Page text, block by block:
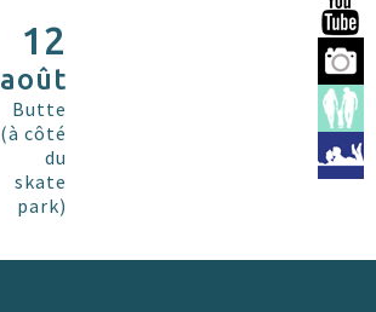
You
12
août
Butte
(à côté
du
skate
park)